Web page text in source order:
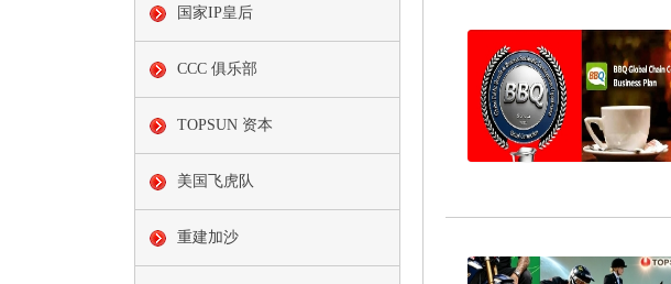
国家IP皇后
CCC 俱乐部
TOPSUN 资本
美国飞虎队
重建加沙